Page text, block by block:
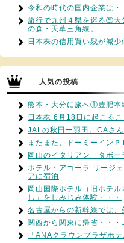
令和の時代の国内企業は・
旅行で九州４県を巡る⑤大
の森・天草三角線。
日本株の信用買い残が減
人気の投稿
熊本・大分に旅へ①豊肥本
日本株 6月18日に起こる
JALの秋田ー羽田。CAさん
またまた、ドーミーイン
岡山のイタリアン「タボ
ホテル・アゴーラ リージ
アに宿泊
岡山国際ホテル（旧ホテ
し」をしみじみ体験・・・
名古屋からの新幹線では
関西から関東に帰省・・
「ANAクラウンプラザホ